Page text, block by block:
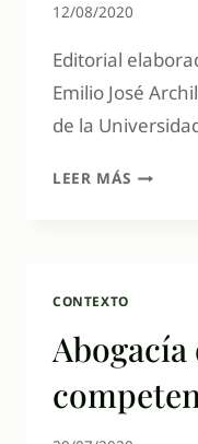
12/08/2020
Editorial
Emilio José
de la
LEER MÁS
CONTEXTO
Abogacía